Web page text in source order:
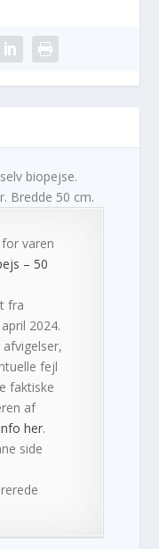
biopejse.
Bredde 50 cm.
varen
– 50
fra
2024.
fejl
faktiske
af
her.
side